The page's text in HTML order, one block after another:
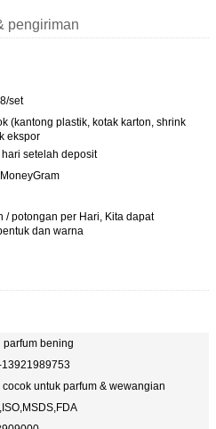
pengiriman
set
(kantong plastik, kotak karton, shrink
ekspor
setelah deposit
/ potongan per Hari, Kita dapat
dan warna
parfum bening
cocok untuk parfum & wewangian